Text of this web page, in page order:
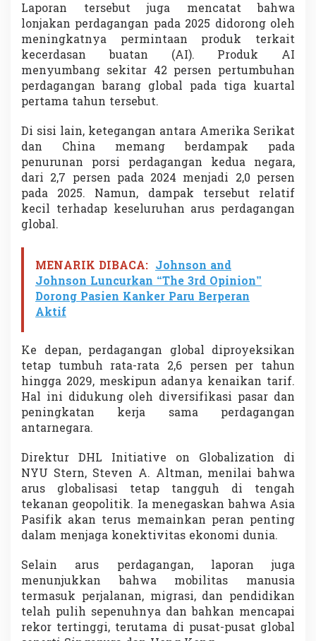
Laporan tersebut juga mencatat bahwa
lonjakan perdagangan pada 2025 didorong oleh
meningkatnya permintaan produk terkait
kecerdasan buatan (AI). Produk AI
menyumbang sekitar 42 persen pertumbuhan
perdagangan barang global pada tiga kuartal
pertama tahun tersebut.
Di sisi lain, ketegangan antara Amerika Serikat
dan China memang berdampak pada
penurunan porsi perdagangan kedua negara,
dari 2,7 persen pada 2024 menjadi 2,0 persen
pada 2025. Namun, dampak tersebut relatif
kecil terhadap keseluruhan arus perdagangan
global.
MENARIK DIBACA: Johnson and
Johnson Luncurkan “The 3rd Opinion”
Dorong Pasien Kanker Paru Berperan
Aktif
Ke depan, perdagangan global diproyeksikan
tetap tumbuh rata-rata 2,6 persen per tahun
hingga 2029, meskipun adanya kenaikan tarif.
Hal ini didukung oleh diversifikasi pasar dan
peningkatan kerja sama perdagangan
antarnegara.
Direktur DHL Initiative on Globalization di
NYU Stern, Steven A. Altman, menilai bahwa
arus globalisasi tetap tangguh di tengah
tekanan geopolitik. Ia menegaskan bahwa Asia
Pasifik akan terus memainkan peran penting
dalam menjaga konektivitas ekonomi dunia.
Selain arus perdagangan, laporan juga
menunjukkan bahwa mobilitas manusia
termasuk perjalanan, migrasi, dan pendidikan
telah pulih sepenuhnya dan bahkan mencapai
rekor tertinggi, terutama di pusat-pusat global